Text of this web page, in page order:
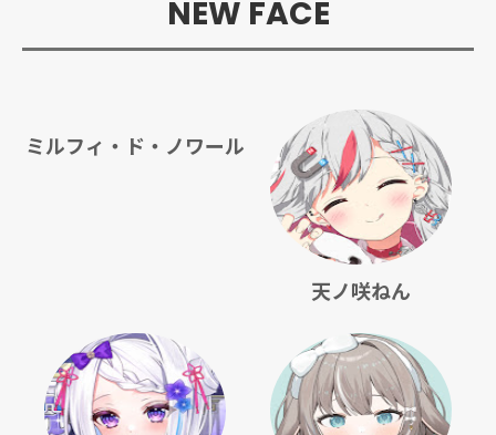
NEW FACE
ミルフィ・ド・ノワール
天ノ咲ねん